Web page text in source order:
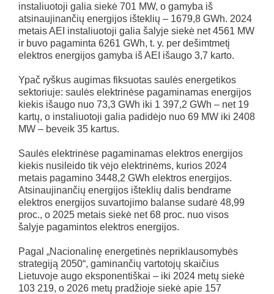
instaliuotoji galia siekė 701 MW, o gamyba iš
atsinaujinančių energijos išteklių – 1679,8 GWh. 2024
metais AEI instaliuotoji galia šalyje siekė net 4561 MW
ir buvo pagaminta 6261 GWh, t. y. per dešimtmetį
elektros energijos gamyba iš AEI išaugo 3,7 karto.
Ypač ryškus augimas fiksuotas saulės energetikos
sektoriuje: saulės elektrinėse pagaminamas energijos
kiekis išaugo nuo 73,3 GWh iki 1 397,2 GWh – net 19
kartų, o instaliuotoji galia padidėjo nuo 69 MW iki 2408
MW – beveik 35 kartus.
Saulės elektrinėse pagaminamas elektros energijos
kiekis nusileido tik vėjo elektrinėms, kurios 2024
metais pagamino 3448,2 GWh elektros energijos.
Atsinaujinančių energijos išteklių dalis bendrame
elektros energijos suvartojimo balanse sudarė 48,99
proc., o 2025 metais siekė net 68 proc. nuo visos
šalyje pagamintos elektros energijos.
Pagal „Nacionalinę energetinės nepriklausomybės
strategiją 2050“, gaminančių vartotojų skaičius
Lietuvoje augo eksponentiškai – iki 2024 metų siekė
103 219, o 2026 metų pradžioje siekė apie 157